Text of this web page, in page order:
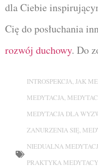
dla Ciebie
Cię do posłuchania
rozwój duchowy. Do
INTROSPEKCJA,JAK
MEDYTACJA,
MEDYTACJA DLA
ZANURZENIA SIĘ,
NIEDUALNA
PRAKTYKA